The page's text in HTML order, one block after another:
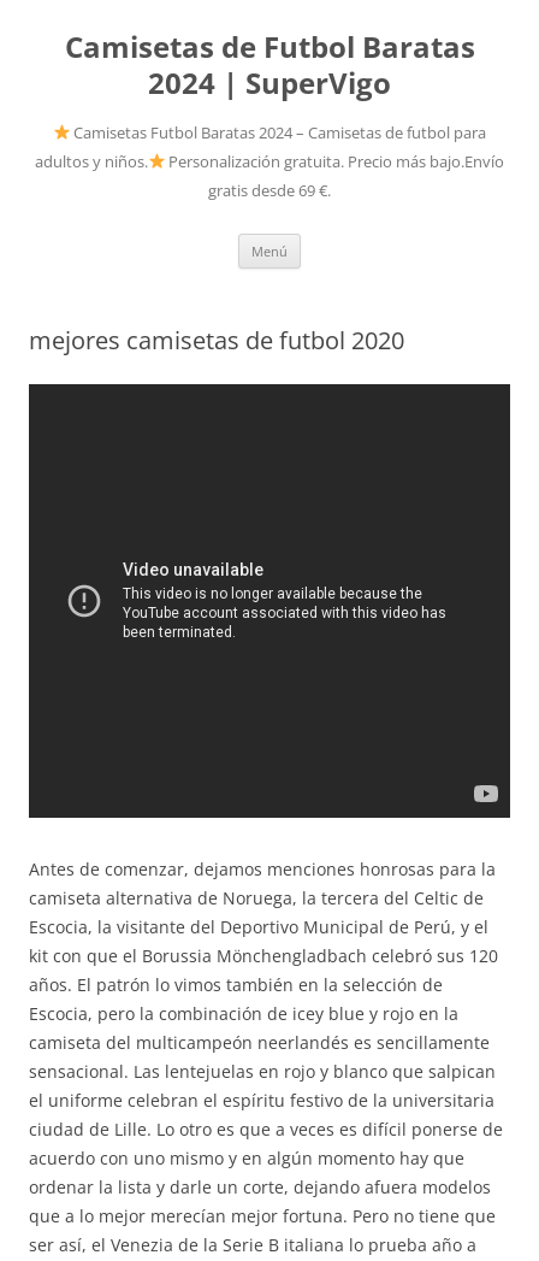
Camisetas de Futbol Baratas
2024 | SuperVigo
Camisetas Futbol Baratas 2024 – Camisetas de futbol para
adultos y niños.
Personalización gratuita. Precio más bajo.Envío
gratis desde 69 €.
Menú
mejores camisetas de futbol 2020
Antes de comenzar, dejamos menciones honrosas para la
camiseta alternativa de Noruega, la tercera del Celtic de
Escocia, la visitante del Deportivo Municipal de Perú, y el
kit con que el Borussia Mönchengladbach celebró sus 120
años. El patrón lo vimos también en la selección de
Escocia, pero la combinación de icey blue y rojo en la
camiseta del multicampeón neerlandés es sencillamente
sensacional. Las lentejuelas en rojo y blanco que salpican
el uniforme celebran el espíritu festivo de la universitaria
ciudad de Lille. Lo otro es que a veces es difícil ponerse de
acuerdo con uno mismo y en algún momento hay que
ordenar la lista y darle un corte, dejando afuera modelos
que a lo mejor merecían mejor fortuna. Pero no tiene que
ser así, el Venezia de la Serie B italiana lo prueba año a